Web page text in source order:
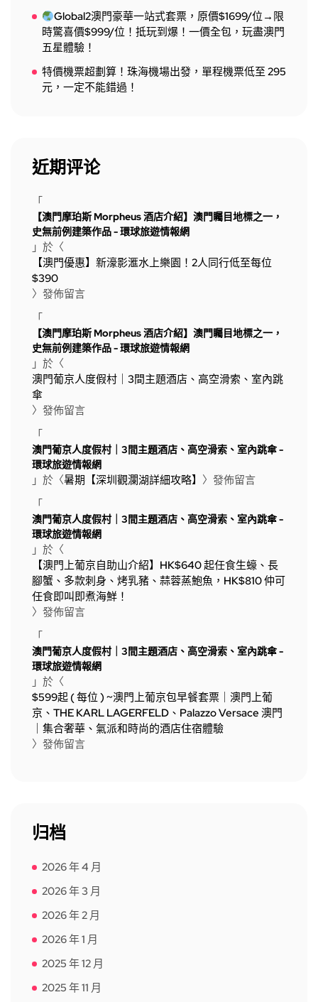
Global2澳門豪華一站式套票，原價$1699/位→限
時驚喜價$999/位！抵玩到爆！一價全包，玩盡澳門
五星體驗！
特價機票超劃算！珠海機場出發，單程機票低至 295
元，一定不能錯過！
近期评论
「
【澳門摩珀斯 Morpheus 酒店介紹】澳門矚目地標之一，
史無前例建築作品 - 環球旅遊情報網
」於〈
【澳門優惠】新濠影滙水上樂園！2人同行低至每位
$390
〉發佈留言
「
【澳門摩珀斯 Morpheus 酒店介紹】澳門矚目地標之一，
史無前例建築作品 - 環球旅遊情報網
」於〈
澳門葡京人度假村｜3間主題酒店、高空滑索、室內跳
傘
〉發佈留言
「
澳門葡京人度假村｜3間主題酒店、高空滑索、室內跳傘 -
環球旅遊情報網
」於〈暑期【深圳觀瀾湖詳細攻略】 〉發佈留言
「
澳門葡京人度假村｜3間主題酒店、高空滑索、室內跳傘 -
環球旅遊情報網
」於〈
【澳門上葡京自助山介紹】HK$640 起任食生蠔、長
腳蟹、多款刺身、烤乳豬、蒜蓉蒸鮑魚，HK$810 仲可
任食即叫即煮海鮮！
〉發佈留言
「
澳門葡京人度假村｜3間主題酒店、高空滑索、室內跳傘 -
環球旅遊情報網
」於〈
$599起 ( 每位 ) ~澳門上葡京包早餐套票｜澳門上葡
京、THE KARL LAGERFELD、Palazzo Versace 澳門
｜集合奢華、氣派和時尚的酒店住宿體驗
〉發佈留言
归档
2026 年 4 月
2026 年 3 月
2026 年 2 月
2026 年 1 月
2025 年 12 月
2025 年 11 月